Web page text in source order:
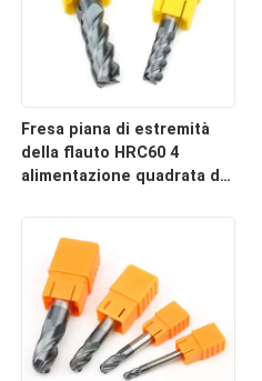
Fresa piana di estremità
della flauto HRC60 4
alimentazione quadrata del